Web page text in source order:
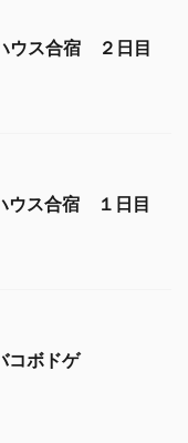
ス合宿 ２日目
ス合宿 １日目
ボドゲ